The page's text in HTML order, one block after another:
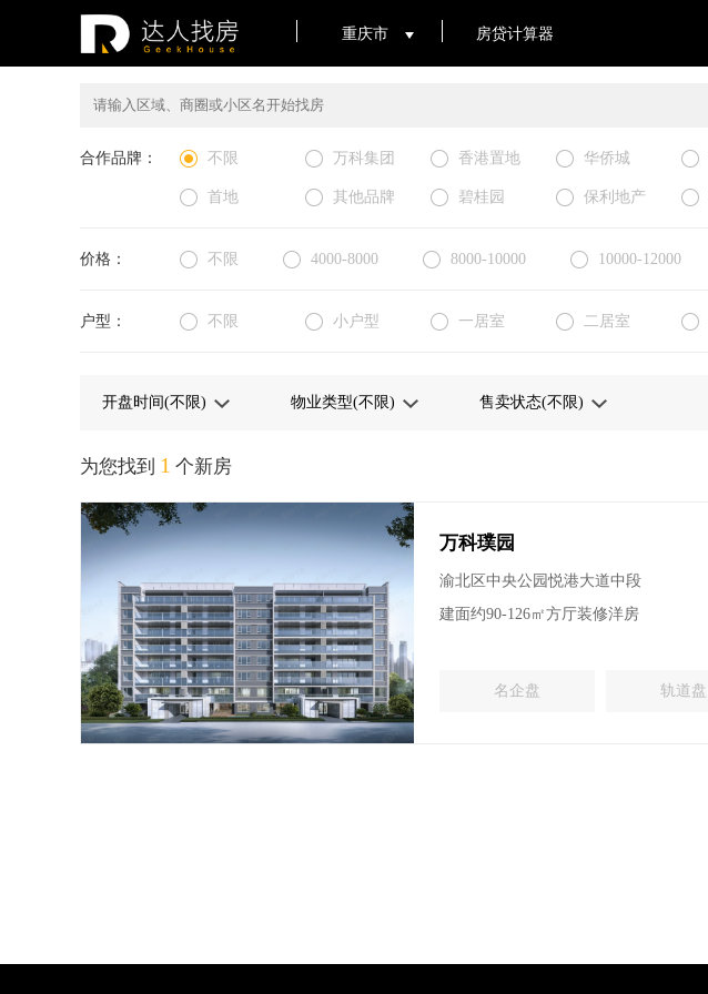
重庆市 房贷计算器
合作品牌： 不限 万科集团 香港置地 华侨城
首地 其他品牌 碧桂园 保利地产
价格： 不限 4000-8000 8000-10000 10000-12000
户型： 不限 小户型 一居室 二居室
为您找到 1 个新房
万科璞园
渝北区中央公园悦港大道中段
建面约90-126㎡方厅装修洋房
名企盘 轨道盘